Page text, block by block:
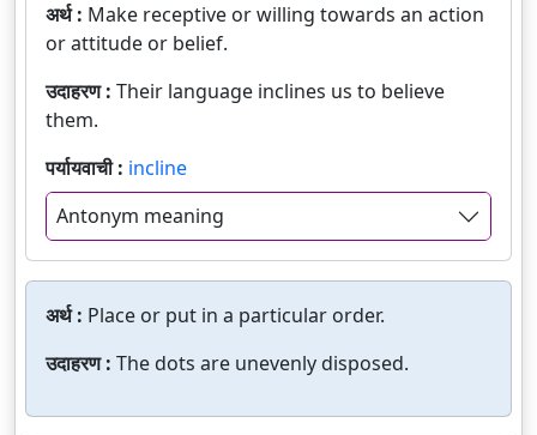
अर्थ : Make receptive or willing towards an action
or attitude or belief.
उदाहरण : Their language inclines us to believe
them.
पर्यायवाची : incline
Antonym meaning
अर्थ : Place or put in a particular order.
उदाहरण : The dots are unevenly disposed.